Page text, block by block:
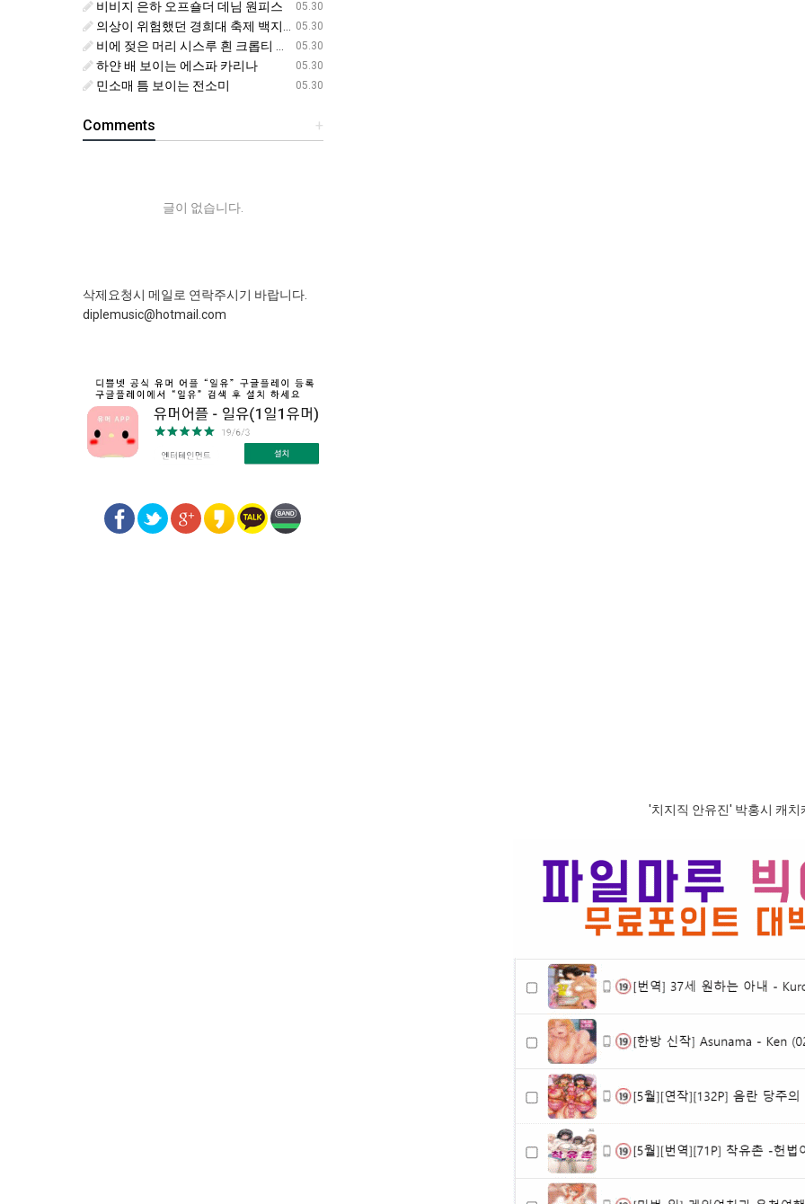
'치지직 안유진' 박홍시 캐치
05.30
비비지 은하 오프숄더 데님 원피스
05.30
의상이 위험했던 경희대 축제 백지헌
05.30
비에 젖은 머리 시스루 흰 크롭티 에스파 닝닝
05.30
하얀 배 보이는 에스파 카리나
05.30
민소매 틈 보이는 전소미
+
Comments
글이 없습니다.
삭제요청시 메일로 연락주시기 바랍니다.
diplemusic@hotmail.com